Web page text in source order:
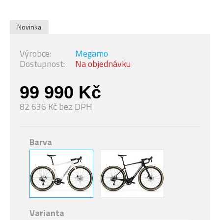
Novinka
99 990 Kč
82 636 Kč bez DPH
Dostupnost: Na objednávku
Výrobce: Megamo
Barva
Varianta